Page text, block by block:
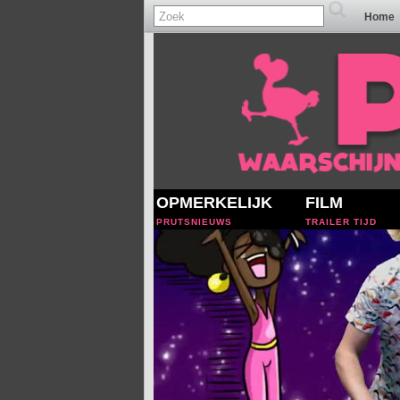
Home
OPMERKELIJK
PRUTSNIEUWS
FILM
TRAILER TIJD